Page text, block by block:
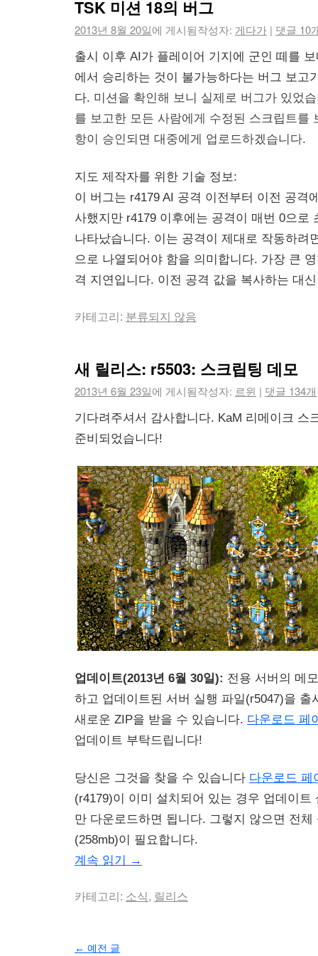
TSK 미션 18의 버그
2013년 8월 20일에 게시됨작성자: 게다가 | 댓글 10
출시 이후 AI가 플레이어 기지에 군인 떼를
에서 승리하는 것이 불가능하다는 버그 보고
다. 미션을 확인해 보니 실제로 버그가 있었
를 보고한 모든 사람에게 수정된 스크립트를
항이 승인되면 대중에게 업로드하겠습니다.
지도 제작자를 위한 기술 정보:
이 버그는 r4179 AI 공격 이전부터 이전 공격
사했지만 r4179 이후에는 공격이 매번 0으로
나타났습니다. 이는 공격이 제대로 작동하려
으로 나열되어야 함을 의미합니다. 가장 큰
격 지연입니다. 이전 공격 값을 복사하는 대
카테고리: 분류되지 않음
새 릴리스: r5503: 스크립팅 데모
2013년 6월 23일에 게시됨작성자: 르윈 | 댓글 134개
기다려주셔서 감사합니다. KaM 리메이크 스
준비되었습니다!
업데이트(2013년 6월 30일): 전용 서버의 메
하고 업데이트된 서버 실행 파일(r5047)을 출
새로운 ZIP을 받을 수 있습니다. 다운로드 페
업데이트 부탁드립니다!
당신은 그것을 찾을 수 있습니다 다운로드 페
(r4179)이 이미 설치되어 있는 경우 업데이트
만 다운로드하면 됩니다. 그렇지 않으면 전체
(258mb)이 필요합니다.
계속 읽기 →
카테고리: 소식, 릴리스
← 예전 글